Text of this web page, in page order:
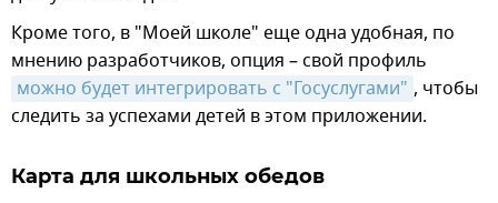
Кроме того, в "Моей школе" еще одна удобная, по
мнению разработчиков, опция – свой профиль
можно будет интегрировать с "Госуслугами" , чтобы
следить за успехами детей в этом приложении.
Карта для школьных обедов